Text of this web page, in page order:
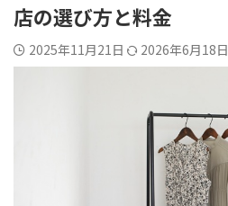
店の選び方と料金
2025年11月21日 2026年6月18日